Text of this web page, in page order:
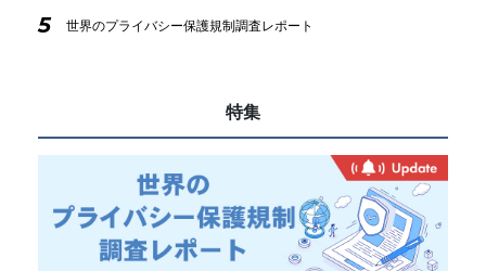
5 世界のプライバシー保護規制調査レポート
特集